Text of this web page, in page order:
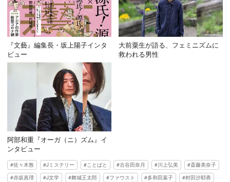
『文藝』編集長・坂上陽子インタ
ビュー
大前粟生が語る、フェミニズムに
救われる男性
阿部和重『オーガ（ニ）ズム』イ
ンタビュー
佐々木敦 Jミステリー ことばと 古谷田奈月 川上弘美
斎藤美奈子
赤坂真理
J文学 舞城王太郎 ファウスト 多和田葉子
村田沙耶香